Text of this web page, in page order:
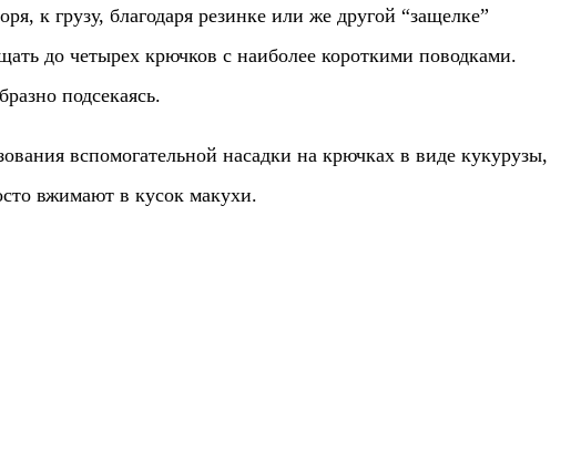
к грузу, благодаря резинке или же другой “защелке”
до четырех крючков с наиболее короткими поводками.
подсекаясь.
вспомогательной насадки на крючках в виде кукурузы,
вжимают в кусок макухи.